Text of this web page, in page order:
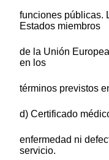
funciones públicas.
Estados miembros
de la Unión
en los
términos previstos
d) Certificado
enfermedad ni
servicio.